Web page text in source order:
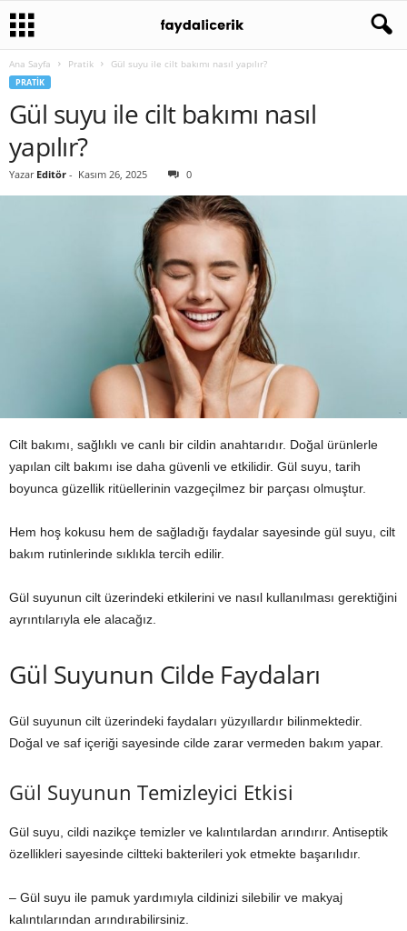
Ana Sayfa Pratik Gül suyu ile cilt bakımı nasıl yapılır?
PRATIK
Gül suyu ile cilt bakımı nasıl
yapılır?
Yazar Editör - Kasım 26, 2025 0
Cilt bakımı, sağlıklı ve canlı bir cildin anahtarıdır. Doğal ürünlerle
yapılan cilt bakımı ise daha güvenli ve etkilidir. Gül suyu, tarih
boyunca güzellik ritüellerinin vazgeçilmez bir parçası olmuştur.
Hem hoş kokusu hem de sağladığı faydalar sayesinde gül suyu, cilt
bakım rutinlerinde sıklıkla tercih edilir.
Gül suyunun cilt üzerindeki etkilerini ve nasıl kullanılması gerektiğini
ayrıntılarıyla ele alacağız.
Gül Suyunun Cilde Faydaları
Gül suyunun cilt üzerindeki faydaları yüzyıllardır bilinmektedir.
Doğal ve saf içeriği sayesinde cilde zarar vermeden bakım yapar.
Gül Suyunun Temizleyici Etkisi
Gül suyu, cildi nazikçe temizler ve kalıntılardan arındırır. Antiseptik
özellikleri sayesinde ciltteki bakterileri yok etmekte başarılıdır.
– Gül suyu ile pamuk yardımıyla cildinizi silebilir ve makyaj
kalıntılarından arındırabilirsiniz.